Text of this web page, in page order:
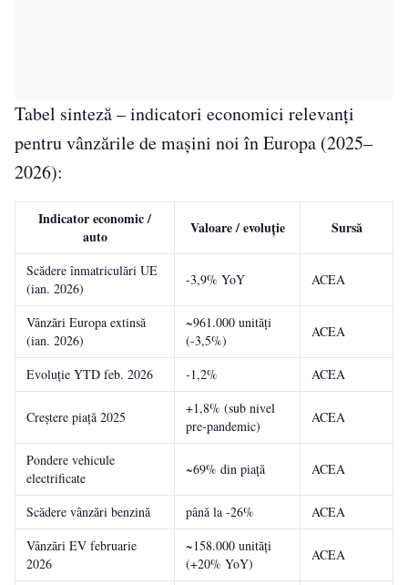
Tabel sinteză – indicatori economici relevanți
pentru vânzările de mașini noi în Europa (2025–
2026):
Indicator economic /
auto
Valoare / evoluție Sursă
Scădere înmatriculări UE
(ian. 2026)
-3,9% YoY ACEA
Vânzări Europa extinsă
(ian. 2026)
~961.000 unități
(-3,5%)
ACEA
Evoluție YTD feb. 2026 -1,2% ACEA
Creștere piață 2025
+1,8% (sub nivel
pre-pandemic)
ACEA
Pondere vehicule
electrificate
~69% din piață ACEA
Scădere vânzări benzină până la -26%
ACEA
Vânzări EV februarie
2026
~158.000 unități
(+20% YoY)
ACEA